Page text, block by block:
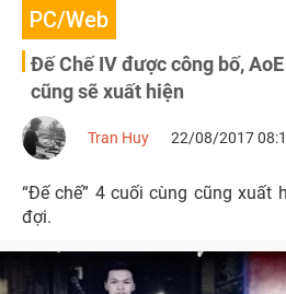
PC/Web
Đế Chế IV được công bố,
cũng sẽ xuất hiện
Tran Huy 22/08/2017
“Đế chế” 4 cuối cùng cũng xuất
đợi.